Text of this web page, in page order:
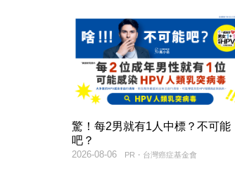
驚！每2男就有1人中標？不可能
吧？
PR・台灣癌症基金會
2026-08-06